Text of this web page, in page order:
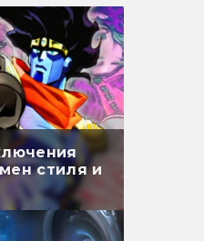
стиля и